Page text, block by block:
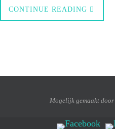
CONTINUE READING
Mogelijk gemaakt door